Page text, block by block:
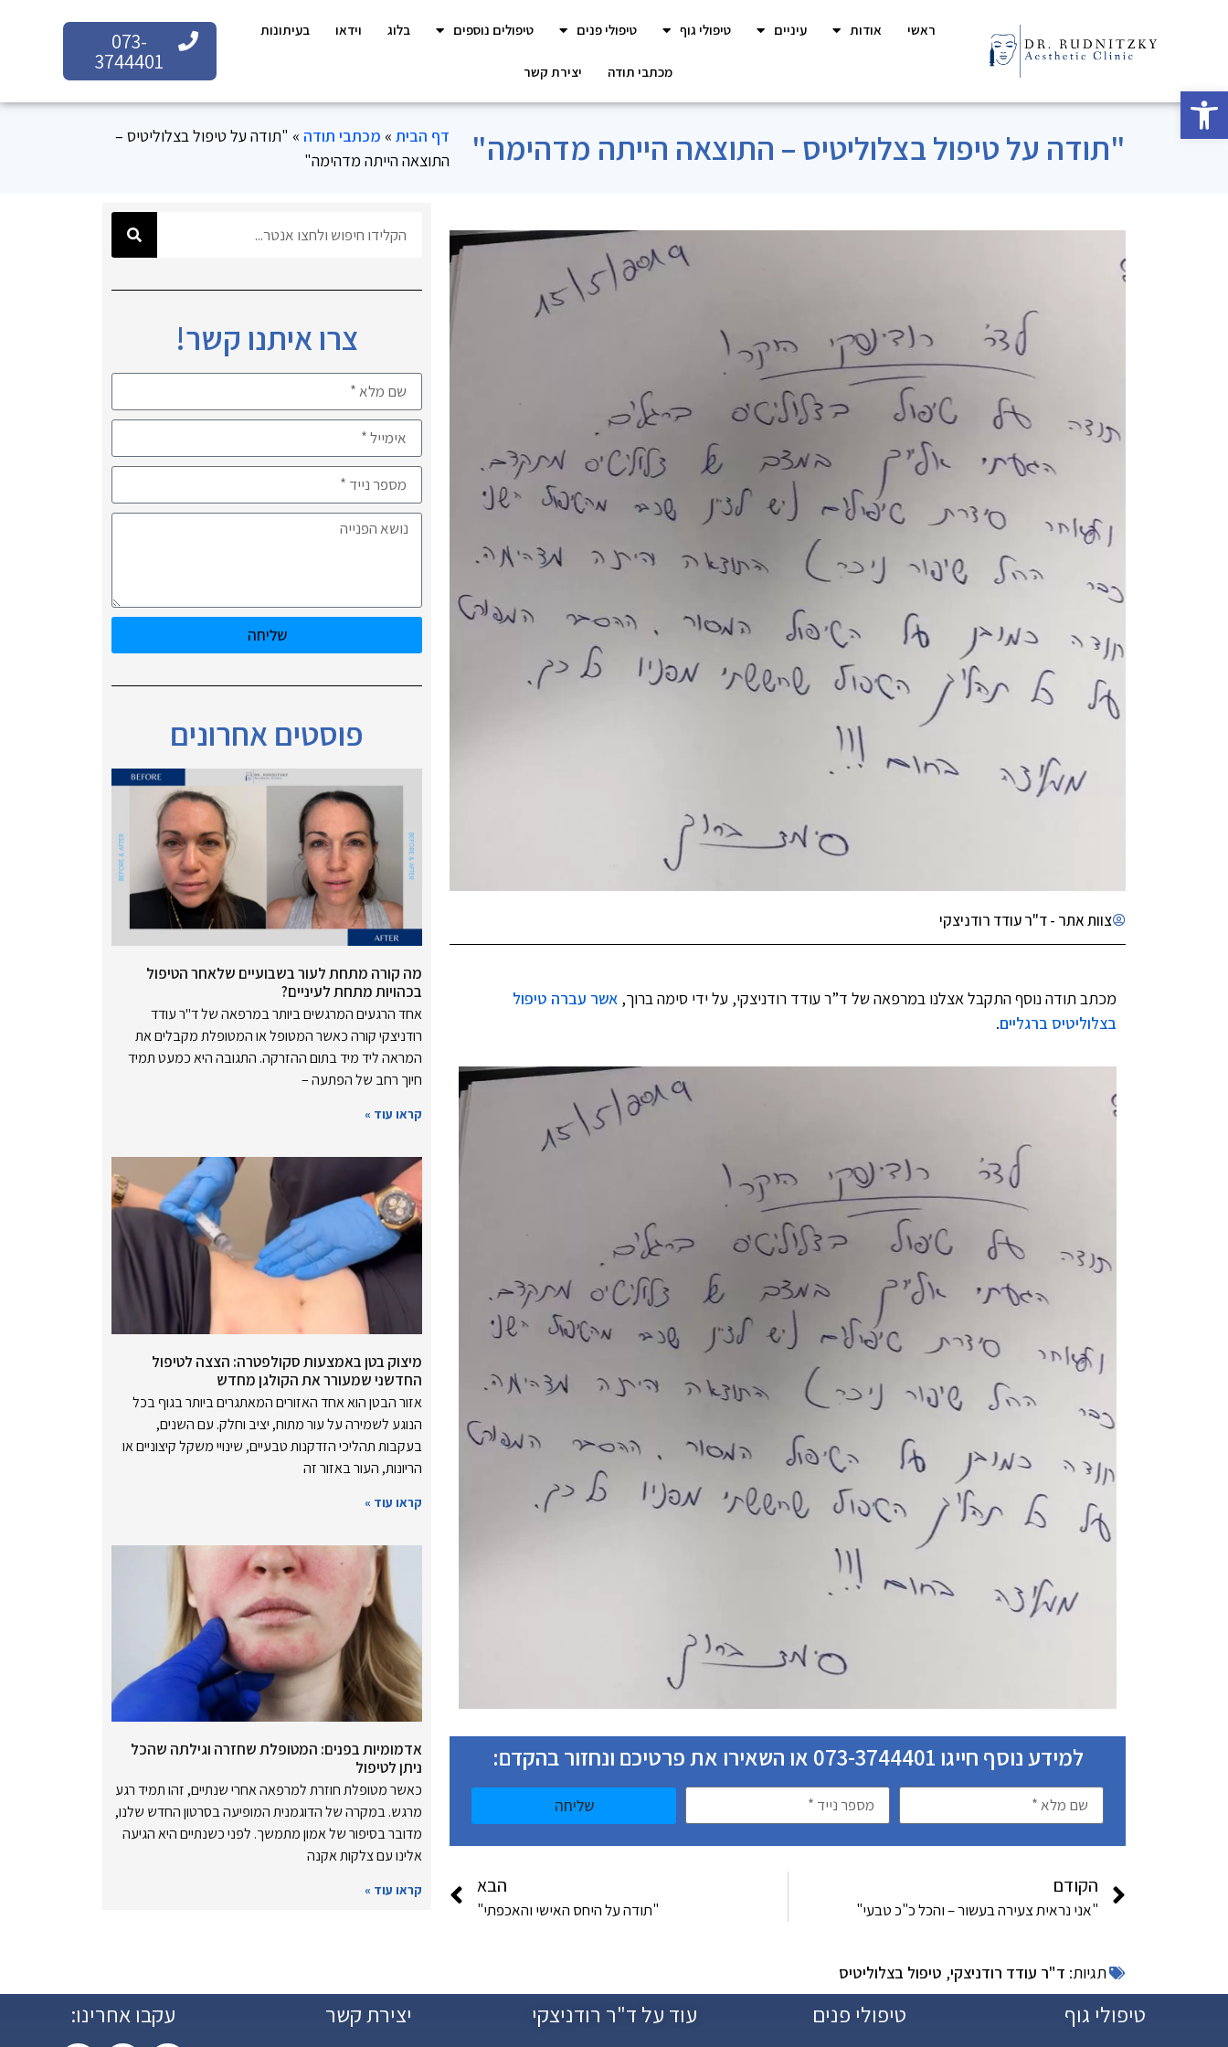
פתח סרגל נגישות
ראשי אודות עיניים טיפולי גוף טיפולי פנים טיפולים נוספים בלוג וידאו בעיתונות
מכתבי תודה יצירת קשר
073-
3744401
"תודה על טיפול בצלוליטיס – התוצאה הייתה מדהימה" דף הבית » מכתבי תודה » "תודה על טיפול בצלוליטיס –
התוצאה הייתה מדהימה"
צוות אתר - ד"ר עודד רודניצקי
מכתב תודה נוסף התקבל אצלנו במרפאה של ד”ר עודד רודניצקי, על ידי סימה ברוך, אשר עברה טיפול
בצלוליטיס ברגליים.
למידע נוסף חייגו 073-3744401 או השאירו את פרטיכם ונחזור בהקדם:
שליחה
הקודם
"אני נראית צעירה בעשור – והכל כ"כ טבעי"
הבא
"תודה על היחס האישי והאכפתי"
תגיות: ד"ר עודד רודניצקי, טיפול בצלוליטיס
צרו איתנו קשר!
שליחה
פוסטים אחרונים
מה קורה מתחת לעור בשבועיים שלאחר הטיפול
בכהויות מתחת לעיניים?
אחד הרגעים המרגשים ביותר במרפאה של ד"ר עודד
רודניצקי קורה כאשר המטופל או המטופלת מקבלים את
המראה ליד מיד בתום ההזרקה. התגובה היא כמעט תמיד
חיוך רחב של הפתעה –
קראו עוד »
מיצוק בטן באמצעות סקולפטרה: הצצה לטיפול
החדשני שמעורר את הקולגן מחדש
אזור הבטן הוא אחד האזורים המאתגרים ביותר בגוף בכל
הנוגע לשמירה על עור מתוח, יציב וחלק. עם השנים,
בעקבות תהליכי הזדקנות טבעיים, שינויי משקל קיצוניים או
הריונות, העור באזור זה
קראו עוד »
אדמומיות בפנים: המטופלת שחזרה וגילתה שהכל
ניתן לטיפול
כאשר מטופלת חוזרת למרפאה אחרי שנתיים, זהו תמיד רגע
מרגש. במקרה של הדוגמנית המופיעה בסרטון החדש שלנו,
מדובר בסיפור של אמון מתמשך. לפני כשנתיים היא הגיעה
אלינו עם צלקות אקנה
קראו עוד »
טיפולי גוף טיפולי פנים עוד על ד"ר רודניצקי יצירת קשר עקבו אחרינו: